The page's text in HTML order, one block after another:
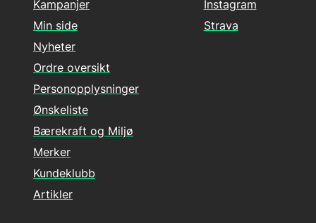
Instagram
Strava
Kampanjer
Min side
Nyheter
Ordre oversikt
Personopplysninger
Ønskeliste
Bærekraft og Miljø
Merker
Kundeklubb
Artikler